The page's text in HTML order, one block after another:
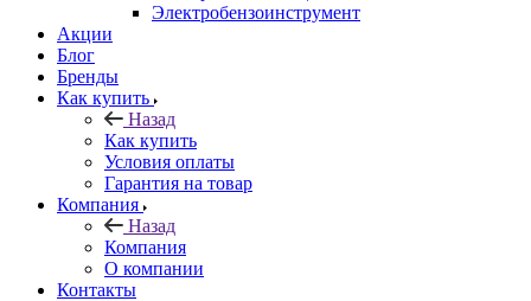
Электробензоинструмент
Акции
Блог
Бренды
Как купить
Назад
Как купить
Условия оплаты
Гарантия на товар
Компания
Назад
Компания
О компании
Контакты